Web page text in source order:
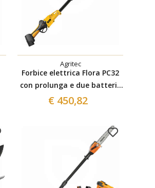
Agritec
Forbice elettrica Flora PC32
con prolunga e due batterie
Agritec
€ 450,82